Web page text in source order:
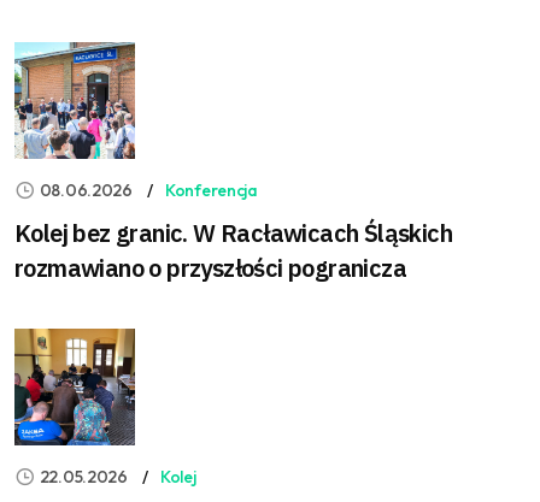
08.06.2026 Konferencja
Kolej bez granic. W Racławicach Śląskich
rozmawiano o przyszłości pogranicza
22.05.2026 Kolej